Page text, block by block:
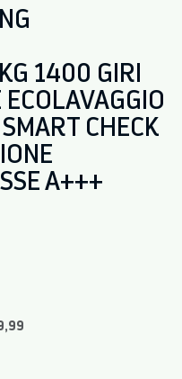
1400 GIRI
CHECK
A+++